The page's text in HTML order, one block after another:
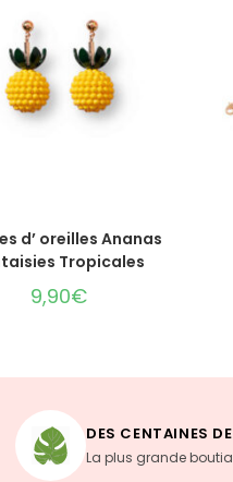
AU PANIER
d’ oreilles Ananas
Tropicales
9,90€
DES CENTAINES
La plus grande